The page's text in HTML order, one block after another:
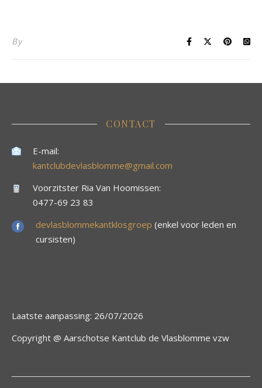
By
CONTACT
E-mail:
kantclubdevlasblomme@gmail.com
Voorzitster Ria Van Hoomissen:
0477-69 23 83
devlasblommekantklosgroep (enkel voor leden en
cursisten)
Laatste aanpassing: 26/07/2026
Copyright @ Aarschotse Kantclub de Vlasblomme vzw